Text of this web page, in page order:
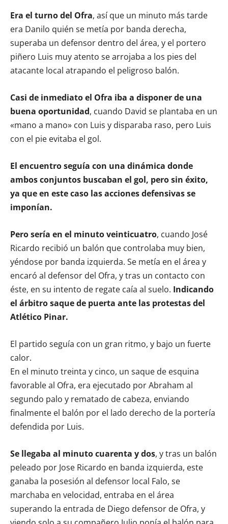
Era el turno del Ofra, así que un minuto más tarde
era Danilo quién se metía por banda derecha,
superaba un defensor dentro del área, y el portero
piñero Luis muy atento se arrojaba a los pies del
atacante local atrapando el peligroso balón.
Casi de inmediato el Ofra iba a disponer de una
buena oportunidad, cuando David se plantaba en un
«mano a mano» con Luis y disparaba raso, pero Luis
con el pie evitaba el gol.
El encuentro seguía con una dinámica donde
ambos conjuntos buscaban el gol, pero sin éxito,
ya que en este caso las acciones defensivas se
imponían.
Pero sería en el minuto veinticuatro, cuando José
Ricardo recibió un balón que controlaba muy bien,
yéndose por banda izquierda. Se metía en el área y
encaró al defensor del Ofra, y tras un contacto con
éste, en su intento de regate caía al suelo. Indicando
el árbitro saque de puerta ante las protestas del
Atlético Pinar.
El partido seguía con un gran ritmo, y bajo un fuerte
calor.
En el minuto treinta y cinco, un saque de esquina
favorable al Ofra, era ejecutado por Abraham al
segundo palo y rematado de cabeza, enviando
finalmente el balón por el lado derecho de la portería
defendida por Luis.
Se llegaba al minuto cuarenta y dos, y tras un balón
peleado por Jose Ricardo en banda izquierda, este
ganaba la posesión al defensor local Falo, se
marchaba en velocidad, entraba en el área
superando la entrada de Diego defensor de Ofra, y